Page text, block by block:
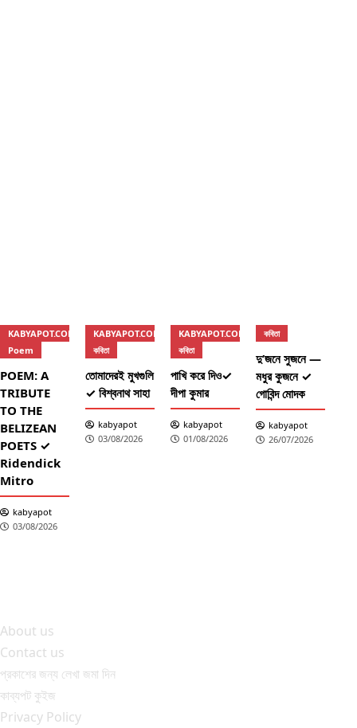
KABYAPOT.COM
Poem
POEM: A
TRIBUTE
TO THE
BELIZEAN
POETS ✓
Ridendick
Mitro
kabyapot
03/08/2026
KABYAPOT.COM
কবিতা
তোমাদেরই মুখগুলি
✓ বিশ্বনাথ সাহা
kabyapot
03/08/2026
KABYAPOT.COM
কবিতা
পাখি করে দিও✓
দীপা কুমার
kabyapot
01/08/2026
কবিতা
দু’জনে সুজনে —
মধুর কুজনে ✓
গোবিন্দ মোদক
kabyapot
26/07/2026
About us
Contact us
প্রকাশের জন্য লেখা জমা দিন
কাব্যপট কুইজ
Privacy Policy